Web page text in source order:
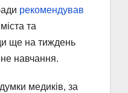
рекомендував
та
ще на тиждень
навчання.
медиків, за